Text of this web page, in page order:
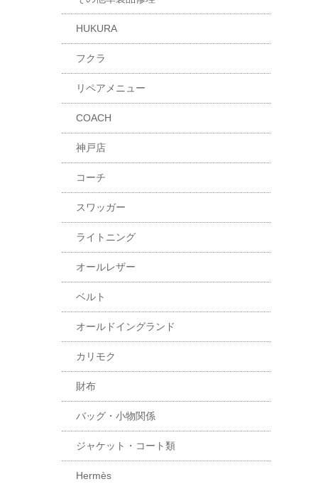
HUKURA
フクラ
リペアメニュー
COACH
神戸店
コーチ
スワッガー
ライトニング
オールレザー
ベルト
オールドイングランド
カリモク
財布
バッグ・小物関係
ジャケット・コート類
Hermès